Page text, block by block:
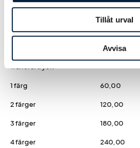
Tillåt urval
Avvisa
Hjälp från easytryck 0,00
Tryck fram
Transfertryck
1 färg 60,00
2 färger 120,00
3 färger 180,00
4 färger 240,00